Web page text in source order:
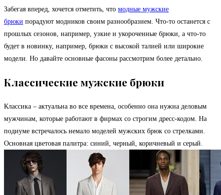
Забегая вперед, хочется отметить, что модные мужские
брюки порадуют модников своим разнообразием. Что-то останется с
прошлых сезонов, например, узкие и укороченные брюки, а что-то
будет в новинку, например, брюки с высокой талией или широкие
модели. Но давайте основные фасоны рассмотрим более детально.
Классические мужские брюки
Классика – актуальна во все времена, особенно она нужна деловым
мужчинам, которые работают в фирмах со строгим дресс-кодом. На
подиуме встречалось немало моделей мужских брюк со стрелками.
Основная цветовая палитра: синий, черный, коричневый и серый.